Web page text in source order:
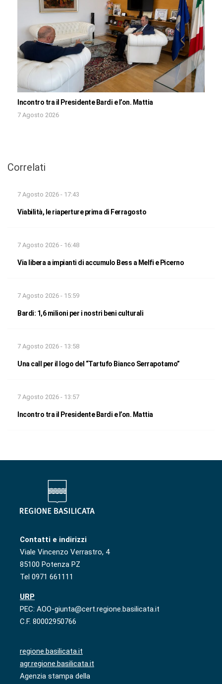
Incontro tra il Presidente Bardi e l’on. Mattia
7 Agosto 2026
Correlati
7 Agosto 2026 - 17:43
Viabilità, le riaperture prima di Ferragosto
7 Agosto 2026 - 16:48
Via libera a impianti di accumulo Bess a Melfi e Picerno
7 Agosto 2026 - 15:59
Bardi: 1,6 milioni per i nostri beni culturali
7 Agosto 2026 - 13:58
Una call per il logo del “Tartufo Bianco Serrapotamo”
7 Agosto 2026 - 13:57
Incontro tra il Presidente Bardi e l’on. Mattia
Contatti e indirizzi
Viale Vincenzo Verrastro, 4
85100 Potenza PZ
Tel 0971 661111
URP
PEC: AOO-giunta@cert.regione.basilicata.it
C.F. 80002950766
regione.basilicata.it
agr.regione.basilicata.it
Agenzia stampa della